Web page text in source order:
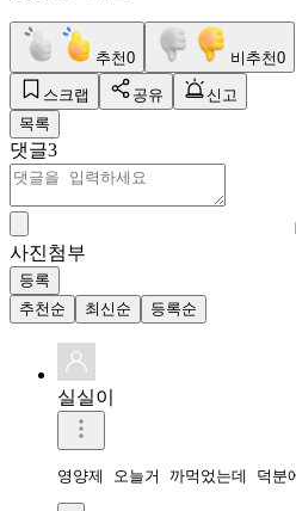
추천0 비추천0
스크랩 공유
신고
목록
댓글3
사진첨부
등록
추천순
최신순 등록순
실실이
영양제 오늘거 까먹었는데 덕분